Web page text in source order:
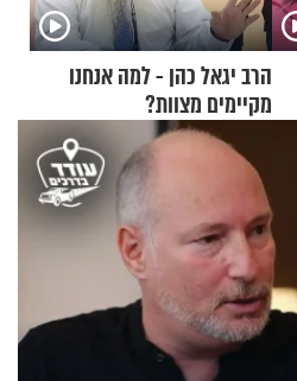
הרב יגאל כהן - למה אנחנו
מקיימים מצוות?